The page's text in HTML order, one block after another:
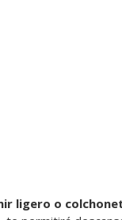
ligero o